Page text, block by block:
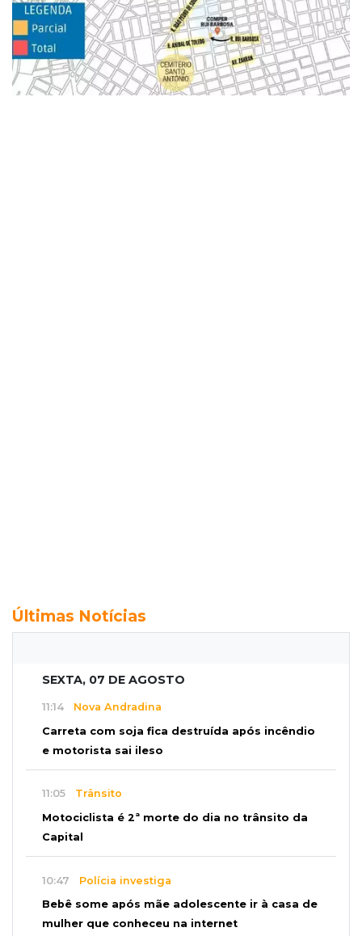
Últimas Notícias
SEXTA, 07 DE AGOSTO
11:14 Nova Andradina
Carreta com soja fica destruída após incêndio
e motorista sai ileso
11:05 Trânsito
Motociclista é 2ª morte do dia no trânsito da
Capital
10:47 Polícia investiga
Bebê some após mãe adolescente ir à casa de
mulher que conheceu na internet